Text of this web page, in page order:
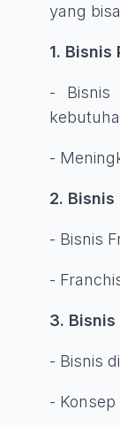
yang
1. Bisnis
- Bisnis
-
2. Bisnis
- Bisnis
-
3.
- Bisnis
-